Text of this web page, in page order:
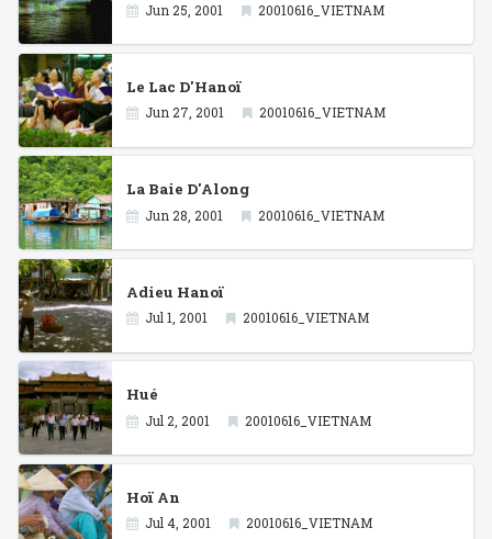
Jun 25, 2001 20010616_VIETNAM
Le Lac D'Hanoï
Jun 27, 2001 20010616_VIETNAM
La Baie D'Along
Jun 28, 2001 20010616_VIETNAM
Adieu Hanoï
Jul 1, 2001 20010616_VIETNAM
Hué
Jul 2, 2001 20010616_VIETNAM
Hoï An
Jul 4, 2001 20010616_VIETNAM